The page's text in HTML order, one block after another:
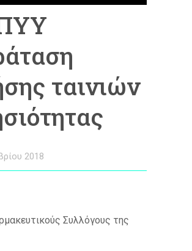
ταινιών
2018
Συλλόγους της